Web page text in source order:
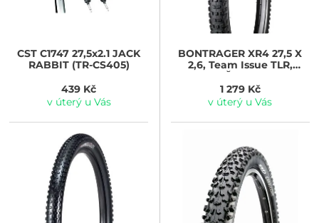
CST C1747 27,5x2.1 JACK
RABBIT (TR-CS405)
439 Kč
v úterý u Vás
BONTRAGER XR4 27,5 X
2,6, Team Issue TLR,
1 279 Kč
v úterý u Vás